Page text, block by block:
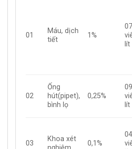
01
Máu, dịch
tiết
1%
07
02
Ống
hút(pipet),
bình lọ
0,25%
09
03
Khoa xét
0,1%
04